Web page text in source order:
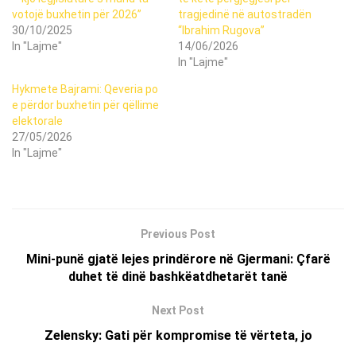
votojë buxhetin për 2026”
30/10/2025
In "Lajme"
tragjedinë në autostradën
“Ibrahim Rugova”
14/06/2026
In "Lajme"
Hykmete Bajrami: Qeveria po
e përdor buxhetin për qëllime
elektorale
27/05/2026
In "Lajme"
Previous Post
Mini-punë gjatë lejes prindërore në Gjermani: Çfarë
duhet të dinë bashkëatdhetarët tanë
Next Post
Zelensky: Gati për kompromise të vërteta, jo